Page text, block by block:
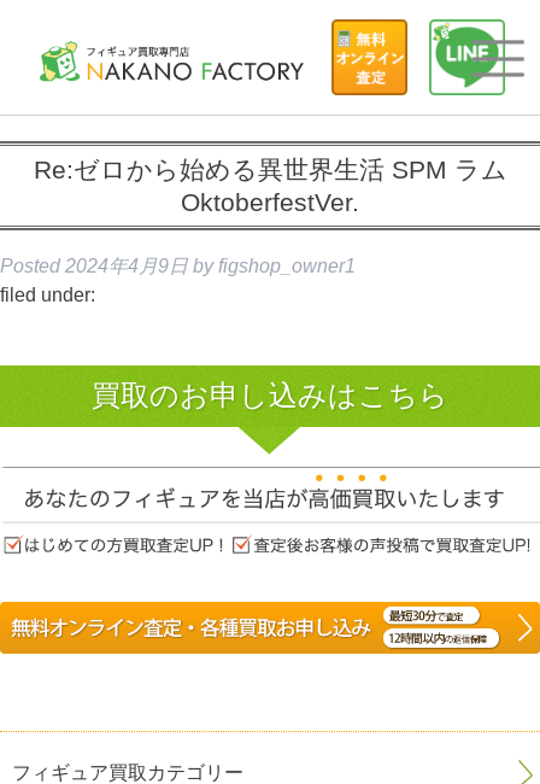
Re:ゼロから始める異世界生活 SPM ラム
OktoberfestVer.
Posted 2024年4月9日 by figshop_owner1
filed under:
買取のお申し込みはこちら
フィギュア買取カテゴリー